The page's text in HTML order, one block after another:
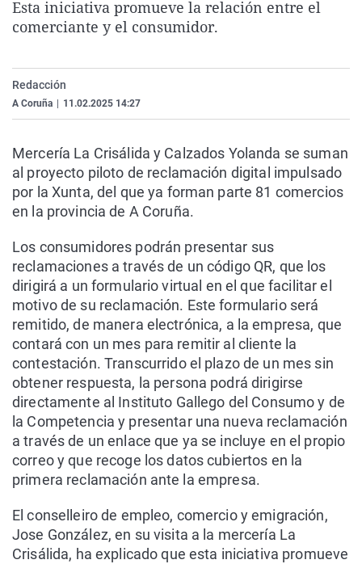
La rosa de los vientos
Como el perro y el
Caso
Equipo de
Extremadura
La Rioja
Virales
Elecciones
Esta iniciativa promueve la relación entre el
comerciante y el consumidor.
Redacción
A Coruña 11.02.2025 14:27
Mercería La Crisálida y Calzados Yolanda se suman
al proyecto piloto de reclamación digital impulsado
por la Xunta, del que ya forman parte 81 comercios
en la provincia de A Coruña.
Los consumidores podrán presentar sus
reclamaciones a través de un código QR, que los
dirigirá a un formulario virtual en el que facilitar el
motivo de su reclamación. Este formulario será
remitido, de manera electrónica, a la empresa, que
contará con un mes para remitir al cliente la
contestación. Transcurrido el plazo de un mes sin
obtener respuesta, la persona podrá dirigirse
directamente al Instituto Gallego del Consumo y de
la Competencia y presentar una nueva reclamación
a través de un enlace que ya se incluye en el propio
correo y que recoge los datos cubiertos en la
primera reclamación ante la empresa.
El conselleiro de empleo, comercio y emigración,
Jose González, en su visita a la mercería La
Crisálida, ha explicado que esta iniciativa promueve